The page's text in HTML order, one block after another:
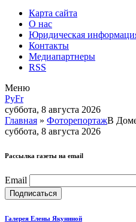
Карта сайта
О нас
Юридическая
Контакты
Медиапартнеры
RSS
Меню
РуFr
суббота, 8 августа 2026
Главная » ФоторепортажВ
суббота, 8 августа 2026
Рассылка газеты на email
Email
Галерея Елены Якуниной